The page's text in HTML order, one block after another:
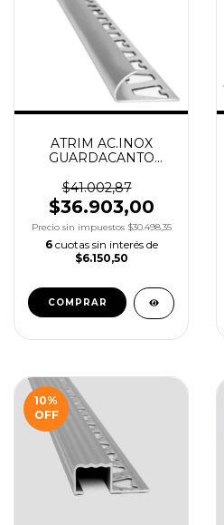
ATRIM AC.INOX
GUARDACANTO
X2.5M COD.1582
$41.002,87
$36.903,00
Precio sin impuestos $30.498,35
6 cuotas sin interés de
$6.150,50
10%
OFF